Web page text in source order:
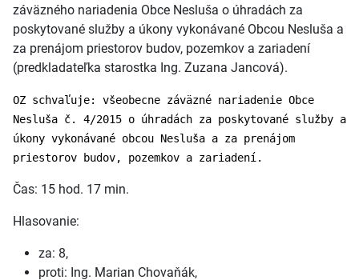
záväzného nariadenia Obce Nesluša o úhradách za
poskytované služby a úkony vykonávané Obcou Nesluša a
za prenájom priestorov budov, pozemkov a zariadení
(predkladateľka starostka Ing. Zuzana Jancová).
OZ schvaľuje: všeobecne záväzné nariadenie Obce
Nesluša č. 4/2015 o úhradách za poskytované služby a
úkony vykonávané obcou Nesluša a za prenájom
priestorov budov, pozemkov a zariadení.
Čas: 15 hod. 17 min.
Hlasovanie:
za: 8,
proti: Ing. Marian Chovaňák,